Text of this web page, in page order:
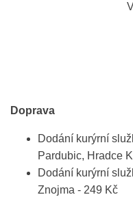
Doprava
Dodání kurýrní
Pardubic, Hradce
Dodání kurýrní
Znojma - 249 Kč